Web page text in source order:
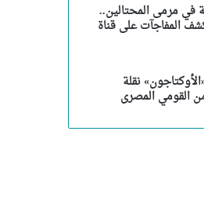
في مرمى المحتالين..
المفاجآت على قناة
نقلة
القومي المصرى